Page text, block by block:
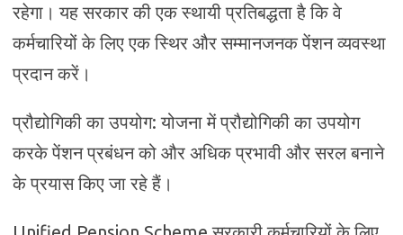
रहेगा। यह सरकार की एक स्थायी प्रतिबद्धता है कि वे
कर्मचारियों के लिए एक स्थिर और सम्मानजनक पेंशन व्यवस्था
प्रदान करें।
प्रौद्योगिकी का उपयोग: योजना में प्रौद्योगिकी का उपयोग
करके पेंशन प्रबंधन को और अधिक प्रभावी और सरल बनाने
के प्रयास किए जा रहे हैं।